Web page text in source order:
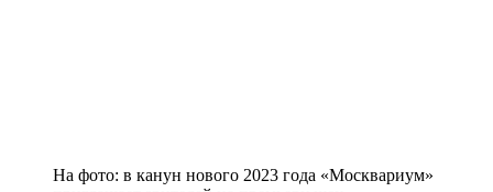
На фото: в канун нового 2023 года «Москвариум»